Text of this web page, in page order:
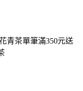
青茶單筆滿350元送